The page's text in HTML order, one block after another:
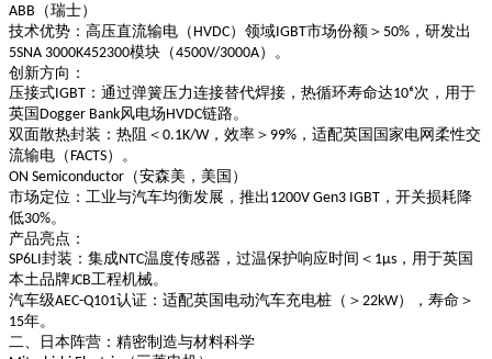
ABB （瑞士）
技术优势 ：高压直流输电（ HVDC）领域IGBT市场份额＞ 50% ，研发出
5SNA 3000K452300模块（4500V/3000A）。
创新方向 ：
压接式IGBT ：通过弹簧压力连接替代焊接，热循环寿命达10⁶次，用于
英国 Dogger Bank风电场HVDC链路。
双面散热封装 ：热阻＜ 0.1K/W，效率＞ 99% ，适配英国国家电网柔性交
流输电（ FACTS）。
ON Semiconductor （安森美，美国）
市场定位 ：工业与汽车均衡发展，推出 1200V Gen3 IGBT ，开关损耗降
低30%。
产品亮点 ：
SP6LI封装 ：集成NTC温度传感器，过温保护响应时间＜ 1μs ，用于英国
本土品牌JCB工程机械。
汽车级AEC-Q101认证 ：适配英国电动汽车充电桩（＞ 22kW），寿命＞
15年。
二、日本阵营：精密制造与材料科学